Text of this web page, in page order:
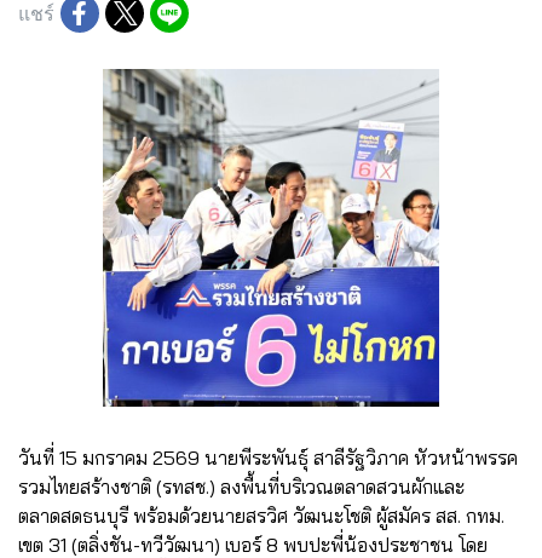
แชร์
วันที่ 15 มกราคม 2569 นายพีระพันธุ์ สาลีรัฐวิภาค หัวหน้าพรรค
รวมไทยสร้างชาติ (รทสช.) ลงพื้นที่บริเวณตลาดสวนผักและ
ตลาดสดธนบุรี พร้อมด้วยนายสรวิศ วัฒนะโชติ ผู้สมัคร สส. กทม.
เขต 31 (ตลิ่งชัน-ทวีวัฒนา) เบอร์ 8 พบปะพี่น้องประชาชน โดย